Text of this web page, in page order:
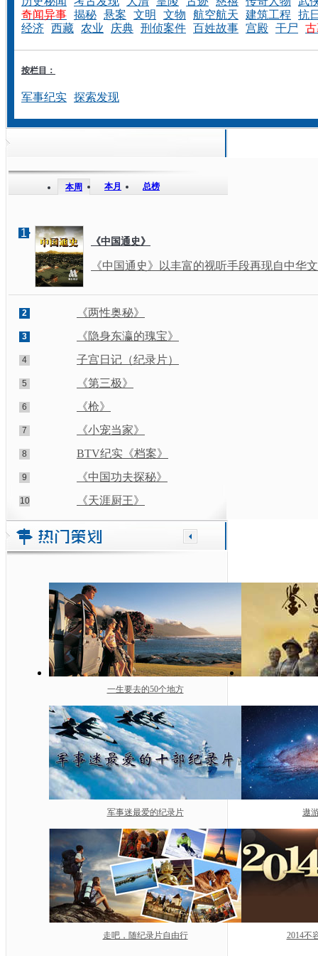
奇闻异事 揭秘 悬案 文明 文物 航空航天 建筑工程
抗
经济 西藏 农业 庆典 刑侦案件 百姓故事 宫殿 干尸
按栏目：
军事纪实 探索发现
本周 本月 总榜
1
《中国通史》
《中国通史》以丰富的视听手段再现自中华
2 《两性奥秘》
3 《隐身东瀛的瑰宝》
4 子宫日记（纪录片）
5 《第三极》
6 《枪》
7 《小宠当家》
8 BTV纪实《档案》
9 《中国功夫探秘》
10 《天涯厨王》
一生要去的50个地方
军事迷最爱的纪录片
走吧，随纪录片自由行
遨
2014不